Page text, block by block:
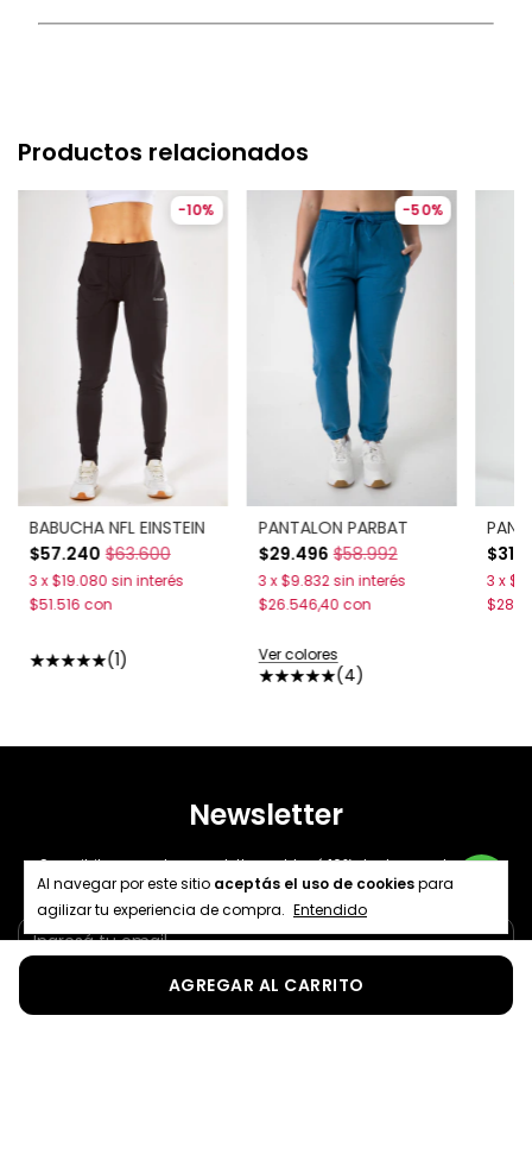
Al navegar por este sitio aceptás el uso de cookiespara
agilizar tu experiencia de compra. Entendido
Productos relacionados
-10%
BABUCHA NFL EINSTEIN
$57.240 $63.600
(1)
3 x$19.080 sin interés
$51.516 con
-50%
PANTALON PARBAT
$29.496 $58.992
(4)
3 x$9.832 sin interés
$26.546,40 con
Ver colores
3 x
Newsletter
¡Suscribite a nuestro newsletter y obtené 10% de descuento en tu
primera compra!